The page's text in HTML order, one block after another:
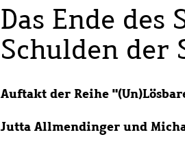
Das Ende
Schulden der
Auftakt der Reihe
Jutta Allmendinger und